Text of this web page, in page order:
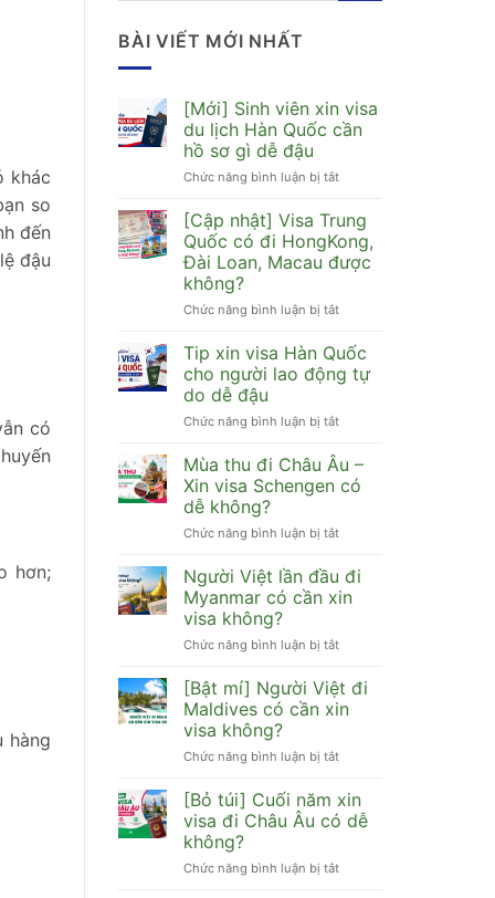
khác
so
đến
đậu
có
hơn;
hàng
BÀI VIẾT MỚI NHẤT
[Mới] Sinh viên xin visa
du lịch Hàn Quốc cần
hồ sơ gì dễ đậu
Chức năng bình luận bị tắt
Sinh
viên
xin
visa
Quốc
cần
hồ
đậu
[Cập nhật] Visa Trung
Quốc có đi HongKong,
Đài Loan, Macau được
không?
Chức năng bình luận bị tắt
nhật]
Visa
Trung
HongKong,
Đài
Loan,
Tip xin visa Hàn Quốc
cho người lao động tự
do dễ đậu
Chức năng bình luận bị tắt
xin
visa
Hàn
lao
động
Mùa thu đi Châu Âu –
Xin visa Schengen có
dễ không?
Chức năng bình luận bị tắt
thu
đi
Châu
visa
Schengen
Người Việt lần đầu đi
Myanmar có cần xin
visa không?
Chức năng bình luận bị tắt
Việt
đầu
cần
xin
visa
[Bật mí] Người Việt đi
Maldives có cần xin
visa không?
Chức năng bình luận bị tắt
mí]
Người
Việt
[Bỏ túi] Cuối năm xin
visa đi Châu Âu có dễ
không?
Chức năng bình luận bị tắt